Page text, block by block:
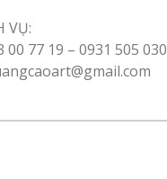
VỤ:
00 77 19 – 0931 505 030